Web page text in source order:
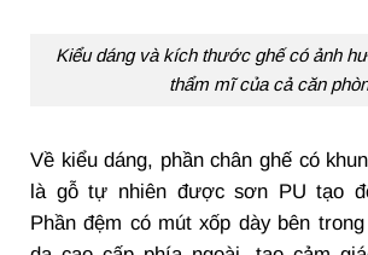
Kiểu dáng và kích thước ghế có ảnh
thẩm mĩ của cả căn
Về kiểu dáng, phần chân ghế có
là gỗ tự nhiên được sơn PU tạo
Phần đệm có mút xốp dày bên